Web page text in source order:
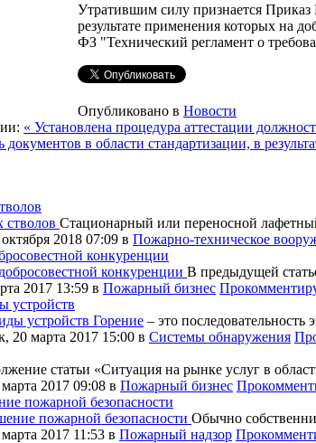
Утратившим силу признается Приказ
результате применения которых на
ФЗ "Технический регламент о
Опубликовано в Новости
« Установлена процедура аттестации
в области стандартизации, в
Стационарный или переносной
2018 07:09 в Пожарно-техническое
конкуренции
В предыдущей
2017 13:59 в Пожарный бизнес
устройств
Горение – это
20 марта 2017 15:00 в Системы обнаружения
статьи «Ситуация на рынке услуг в
2017 09:08 в Пожарный бизнес
пожарной безопасности
Обычно
2017 11:53 в Пожарный надзор